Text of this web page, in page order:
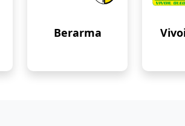
Berarma